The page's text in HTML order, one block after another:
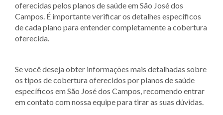
oferecidas pelos planos de saúde em São José dos
Campos. É importante verificar os detalhes específicos
de cada plano para entender completamente a cobertura
oferecida.
Se você deseja obter informações mais detalhadas sobre
os tipos de cobertura oferecidos por planos de saúde
específicos em São José dos Campos, recomendo entrar
em contato com nossa equipe para tirar as suas dúvidas.